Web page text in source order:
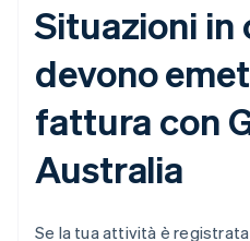
Situazioni in
devono
fattura con
Australia
Se la tua attività è